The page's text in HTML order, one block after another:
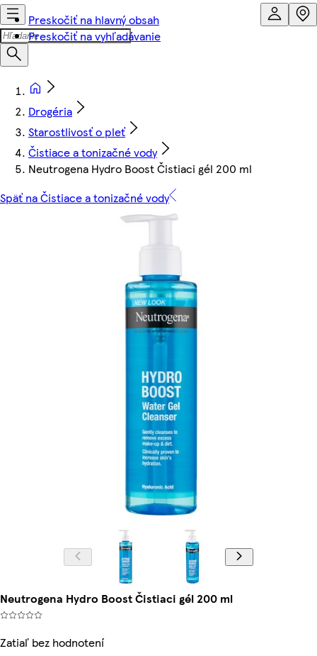
Preskočiť na hlavný obsah
Preskočiť na vyhľadávanie
Drogéria
Starostlivosť o pleť
Čistiace a tonizačné vody
Neutrogena Hydro Boost Čistiaci gél 200 ml
Späť na Čistiace a tonizačné vody
Neutrogena Hydro Boost Čistiaci gél 200 ml
Zatiaľ bez hodnotení